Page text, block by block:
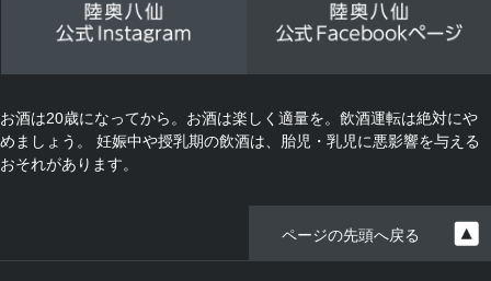
お酒は20歳になってから。お酒は楽しく適量を。飲酒運転は絶対にや
めましょう。
妊娠中や授乳期の飲酒は、胎児・乳児に悪影響を与える
おそれがあります。
ページの先頭へ戻る